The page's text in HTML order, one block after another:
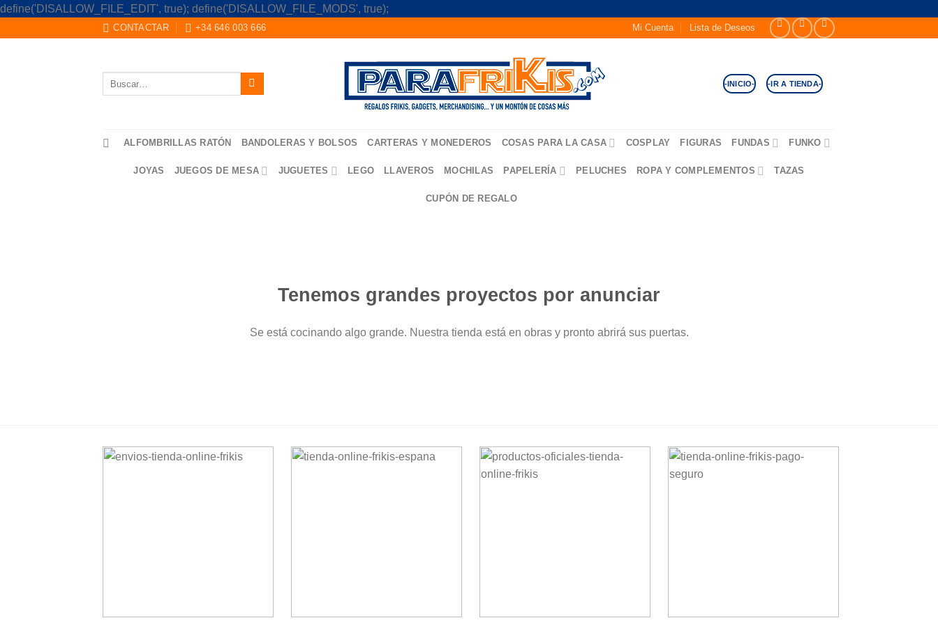
define('DISALLOW_FILE_EDIT', true); define('DISALLOW_FILE_MODS', true);
CONTACTAR +34 646 003 666 Mi Cuenta Lista de Deseos
-INICIO- -IR A TIENDA-
ALFOMBRILLAS RATÓN BANDOLERAS Y BOLSOS CARTERAS Y MONEDEROS COSAS PARA LA CASA COSPLAY FIGURAS FUNDAS FUNKO
JOYAS JUEGOS DE MESA JUGUETES LEGO LLAVEROS MOCHILAS PAPELERÍA PELUCHES ROPA Y COMPLEMENTOS TAZAS
CUPÓN DE REGALO
Tenemos grandes proyectos por anunciar
Se está cocinando algo grande. Nuestra tienda está en obras y pronto abrirá sus puertas.